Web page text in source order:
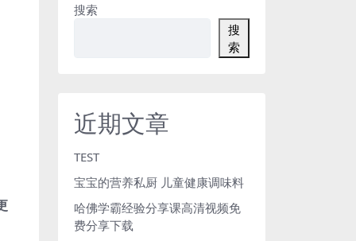
搜索
搜
索
近期文章
TEST
宝宝的营养私厨 儿童健康调味料
哈佛学霸经验分享课高清视频免
费分享下载